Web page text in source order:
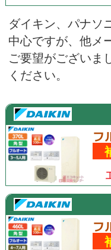
ダイキン、 パナソ
中心ですが、他メ
ご要望がございま
ください。
フ
フ